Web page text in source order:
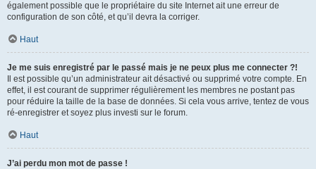
également possible que le propriétaire du site Internet ait une erreur de
configuration de son côté, et qu’il devra la corriger.
Haut
Je me suis enregistré par le passé mais je ne peux plus me connecter ?!
Il est possible qu’un administrateur ait désactivé ou supprimé votre compte. En
effet, il est courant de supprimer régulièrement les membres ne postant pas
pour réduire la taille de la base de données. Si cela vous arrive, tentez de vous
ré-enregistrer et soyez plus investi sur le forum.
Haut
J’ai perdu mon mot de passe !